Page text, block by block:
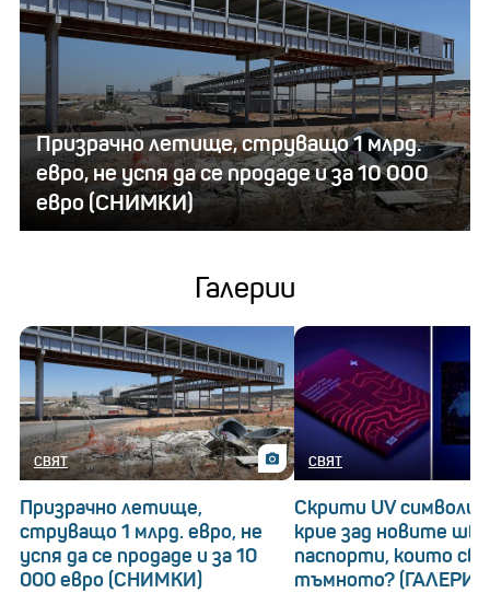
Призрачно летище, струващо 1 млрд.
евро, не успя да се продаде и за 10 000
евро (СНИМКИ)
Галерии
СВЯТ
Призрачно летище,
струващо 1 млрд. евро, не
успя да се продаде и за 10
000 евро (СНИМКИ)
СВЯТ
Скрити UV символи:
крие зад новите
паспорти, които
тъмното?